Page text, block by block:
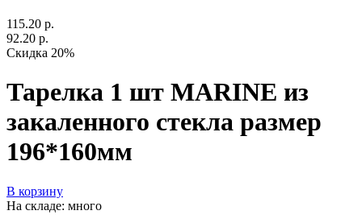
115.20 р.
92.20 р.
Скидка 20%
Тарелка 1 шт MARINE из
закаленного стекла размер
196*160мм
В корзину
На складе: много